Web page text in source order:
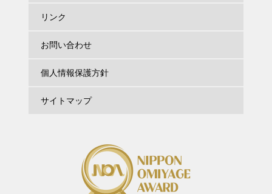
リンク
お問い合わせ
個人情報保護方針
サイトマップ